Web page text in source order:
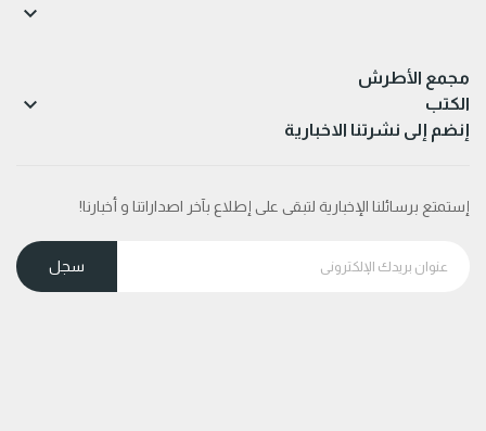
مجمع الأطرش

الكتب 
إنضم إلى نشرتنا الاخبارية
إستمتع برسائلنا الإخبارية لتبقى على إطلاع بآخر اصداراتنا و أخبارنا!